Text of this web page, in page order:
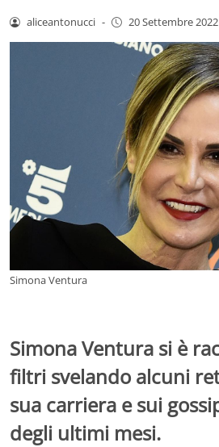
aliceantonucci - 20 Settembre 2022
Simona Ventura
Simona Ventura si è
filtri svelando alcuni
sua carriera e sui
degli ultimi mesi.